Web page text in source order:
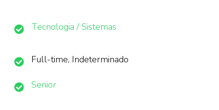
Tecnologia / Sistemas
Full-time, Indeterminado
Senior